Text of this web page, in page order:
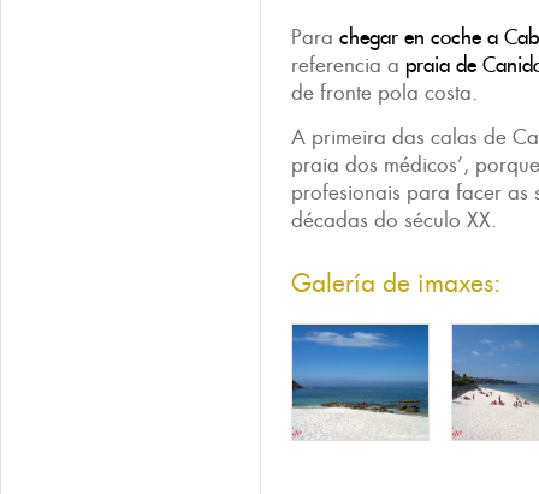
Para chegar en coche a
referencia a praia de
de fronte pola costa.
A primeira das calas de
praia dos médicos’,
profesionais para facer as
décadas do século XX.
Galería de imaxes: